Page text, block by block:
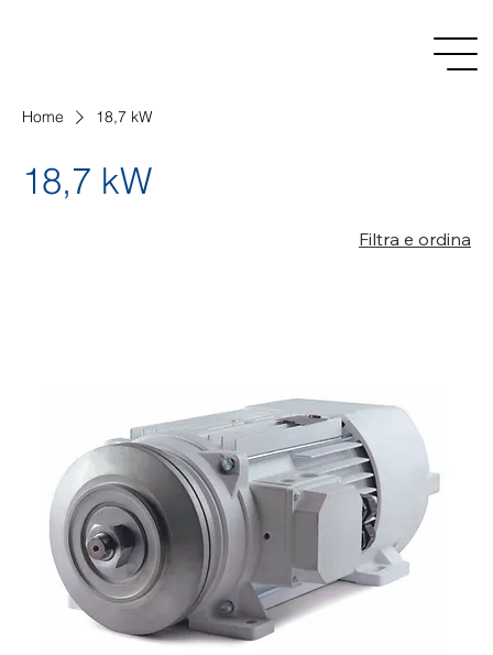
Home 18,7 kW
18,7 kW
Filtra e ordina